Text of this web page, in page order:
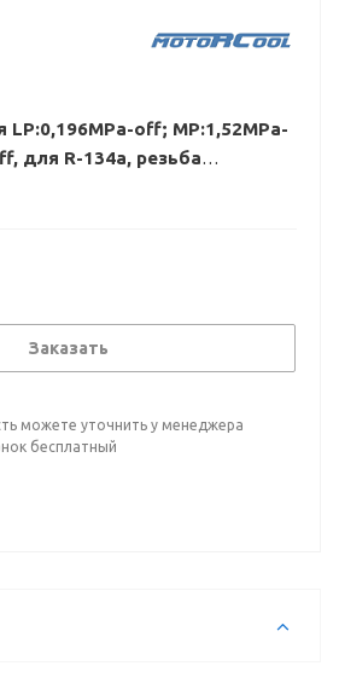
off; MP:1,52MPa-
для R-134a, резьба
Заказать
можете уточнить у менеджера
бесплатный